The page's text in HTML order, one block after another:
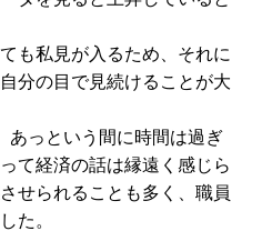
も私見が入るため、それに
分の目で見続けることが大
あっという間に時間は過ぎ
て経済の話は縁遠く感じら
せられることも多く、職員
た。